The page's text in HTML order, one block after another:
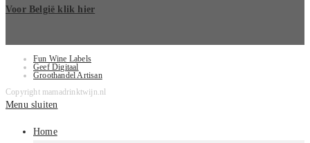
Voor België klik hier
Fun Wine Labels
Geef Digitaal
Groothandel Artisan
Copyright mamadrinktwijn.nl
Menu sluiten
Home